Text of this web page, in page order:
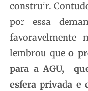
construir.
por essa
lembrou que o
para a AGU,
esfera privada e